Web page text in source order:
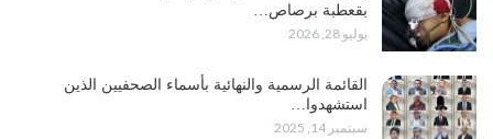
بقعطبة برصاص…
يوليو 28, 2026
القائمة الرسمية والنهائية بأسماء الصحفيين الذين
استشهدوا…
سبتمبر 14, 2025